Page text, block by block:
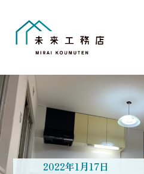
2022年1月17日